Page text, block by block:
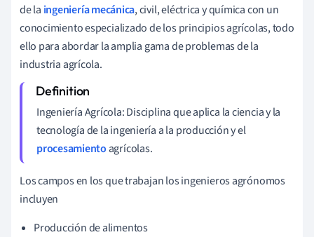
de la ingeniería mecánica, civil, eléctrica y química con un
conocimiento especializado de los principios agrícolas, todo
ello para abordar la amplia gama de problemas de la
industria agrícola.
Ingeniería Agrícola: Disciplina que aplica la ciencia y la
tecnología de la ingeniería a la producción y el
procesamiento agrícolas.
Los campos en los que trabajan los ingenieros agrónomos
incluyen
Producción de alimentos